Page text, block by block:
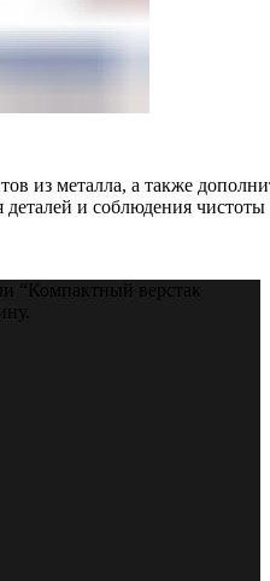
из металла, а также
и соблюдения чистоты
“Компактный верстак